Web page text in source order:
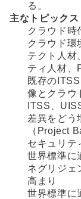
る。
主なトピックス
クラウド時
クラウド環
テクト人
ティ人材、
既存の
像とクラウ
ITSS、
差異をどう
（Project
セキュリテ
世界標準に
ネグリジェ
高まり
世界標準に